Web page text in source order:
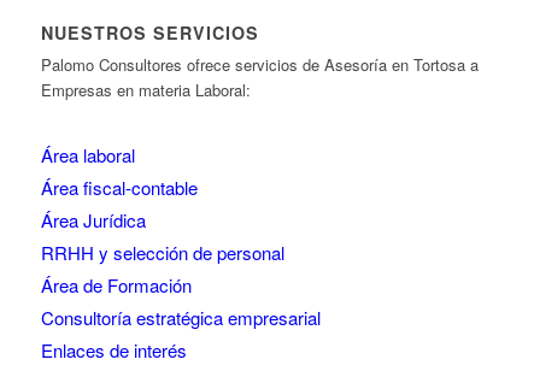
NUESTROS SERVICIOS
Palomo Consultores ofrece servicios de Asesoría en Tortosa a
Empresas en materia Laboral:
Área laboral
Área fiscal-contable
Área Jurídica
RRHH y selección de personal
Área de Formación
Consultoría estratégica empresarial
Enlaces de interés